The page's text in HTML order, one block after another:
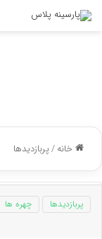
خانه/پربازدیدها
پربازدیدها چهره ها